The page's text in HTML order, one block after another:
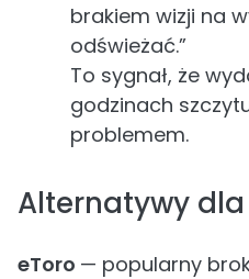
brakiem wizji na
odświeżać.”
To sygnał, że
godzinach
problemem.
Alternatywy dla
eToro — popularny